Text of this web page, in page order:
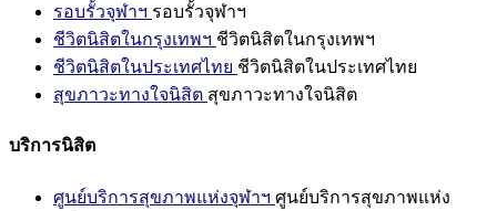
รอบรั้วจุฬาฯ รอบรั้วจุฬาฯ
ชีวิตนิสิตในกรุงเทพฯ ชีวิตนิสิตในกรุงเทพฯ
ชีวิตนิสิตในประเทศไทย ชีวิตนิสิตในประเทศไทย
สุขภาวะทางใจนิสิต สุขภาวะทางใจนิสิต
บริการนิสิต
ศูนย์บริการสุขภาพแห่งจุฬาฯ ศูนย์บริการสุขภาพแห่ง